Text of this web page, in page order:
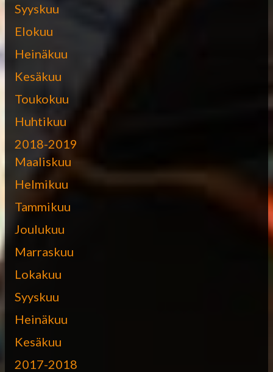
Syyskuu
Elokuu
Heinäkuu
Kesäkuu
Toukokuu
Huhtikuu
2018-2019
Maaliskuu
Helmikuu
Tammikuu
Joulukuu
Marraskuu
Lokakuu
Syyskuu
Heinäkuu
Kesäkuu
2017-2018